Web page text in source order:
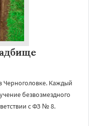
Черноголовке. Каждый
безвозмездного
с ФЗ № 8.